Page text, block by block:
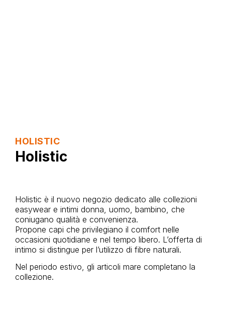
HOLISTIC
Holistic
Holistic è il nuovo negozio dedicato alle collezioni
easywear e intimi donna, uomo, bambino, che
coniugano qualità e convenienza.
Propone capi che privilegiano il comfort nelle
occasioni quotidiane e nel tempo libero. L’offerta di
intimo si distingue per l’utilizzo di fibre naturali.
Nel periodo estivo, gli articoli mare completano la
collezione.